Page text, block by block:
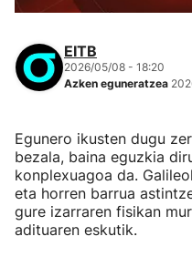
EITB
2026/05/08 - 18:20
Azken eguneratzea
Egunero ikusten dugu
bezala, baina eguzkia
konplexuagoa da.
eta horren barrua
gure izarraren fisikan
adituaren eskutik.